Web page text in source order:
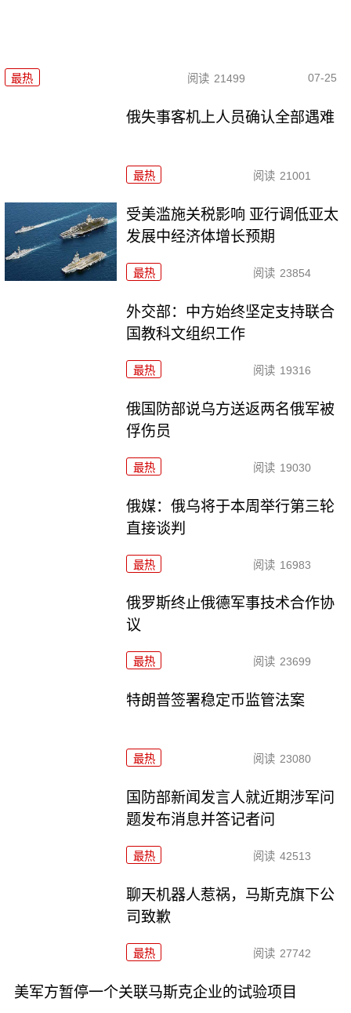
最热 阅读 21499 07-25
俄失事客机上人员确认全部遇难
最热 阅读 21001
受美滥施关税影响 亚行调低亚太
发展中经济体增长预期
最热 阅读 23854
外交部：中方始终坚定支持联合
国教科文组织工作
最热 阅读 19316
俄国防部说乌方送返两名俄军被
俘伤员
最热 阅读 19030
俄媒：俄乌将于本周举行第三轮
直接谈判
最热 阅读 16983
俄罗斯终止俄德军事技术合作协
议
最热 阅读 23699
特朗普签署稳定币监管法案
最热 阅读 23080
国防部新闻发言人就近期涉军问
题发布消息并答记者问
最热 阅读 42513
聊天机器人惹祸，马斯克旗下公
司致歉
最热 阅读 27742
美军方暂停一个关联马斯克企业的试验项目